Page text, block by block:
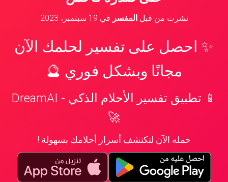
نشرت من قبلالمفسر في 19 سبتمبر، 2023
✨ احصل على تفسير لحلمك الآن
مجانًا وبشكل فوري 🔮
📱 تطبيق تفسير الأحلام الذكي - DreamAI
🚀
حمله الآن لتكتشف أسرار أحلامك بسهولة !